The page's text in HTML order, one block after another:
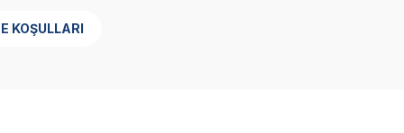
KOŞULLARI